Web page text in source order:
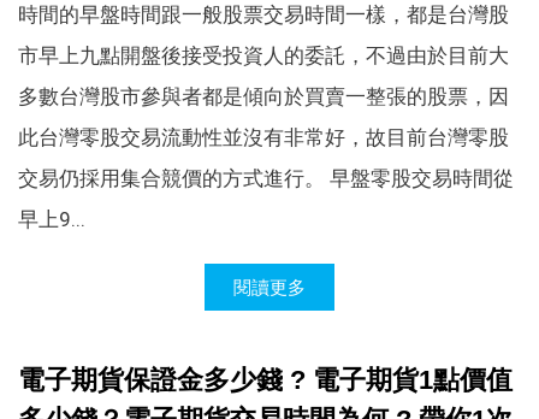
時間的早盤時間跟一般股票交易時間一樣，都是台灣股
市早上九點開盤後接受投資人的委託，不過由於目前大
多數台灣股市參與者都是傾向於買賣一整張的股票，因
此台灣零股交易流動性並沒有非常好，故目前台灣零股
交易仍採用集合競價的方式進行。 早盤零股交易時間從
早上9...
閱讀更多
電子期貨保證金多少錢 ? 電子期貨1點價值